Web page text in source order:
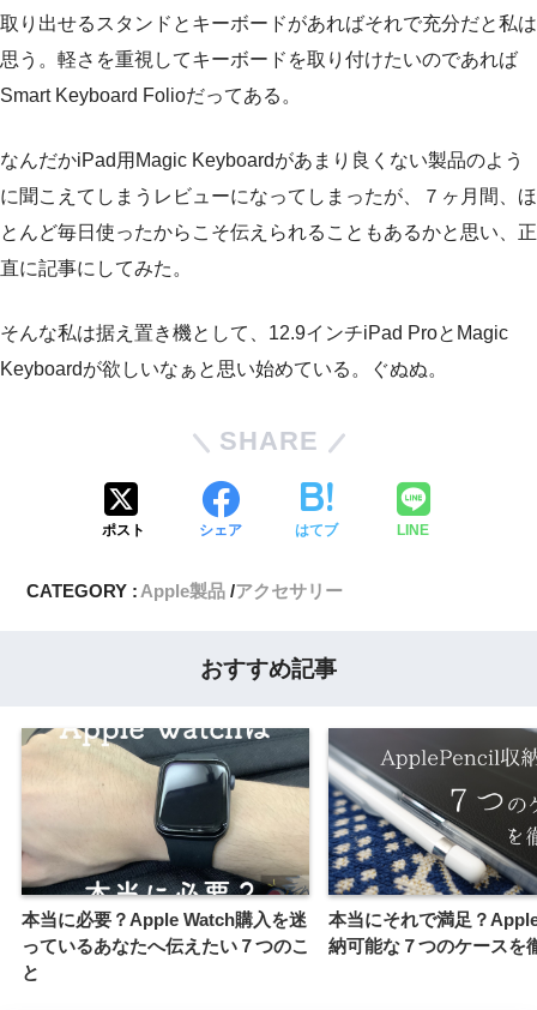
取り出せるスタンドとキーボードがあればそれで充分だと私は
思う。軽さを重視してキーボードを取り付けたいのであれば
Smart Keyboard Folioだってある。
なんだかiPad用Magic Keyboardがあまり良くない製品のよう
に聞こえてしまうレビューになってしまったが、７ヶ月間、ほ
とんど毎日使ったからこそ伝えられることもあるかと思い、正
直に記事にしてみた。
そんな私は据え置き機として、12.9インチiPad ProとMagic
Keyboardが欲しいなぁと思い始めている。ぐぬぬ。
SHARE
ポスト シェア はてブ LINE
CATEGORY :Apple製品 アクセサリー
おすすめ記事
本当に必要？Apple Watch購入を迷
っているあなたへ伝えたい７つのこ
と
本当にそれで満足？
納可能な７つのケースを